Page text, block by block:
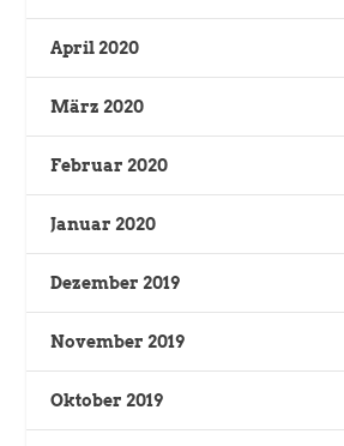
April 2020
März 2020
Februar 2020
Januar 2020
Dezember 2019
November 2019
Oktober 2019